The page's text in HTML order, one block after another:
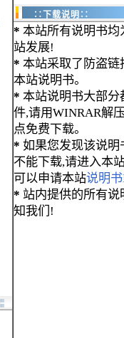
∷下载说明∷
* 本站所有说明书均
站发展!
* 本站采取了防盗链
本站说明书。
* 本站说明书大部分
件,请用WINRAR解
点免费下载。
* 如果您发现该说明
不能下载,请进入本
可以申请本站说明
* 站内提供的所有
知我们!